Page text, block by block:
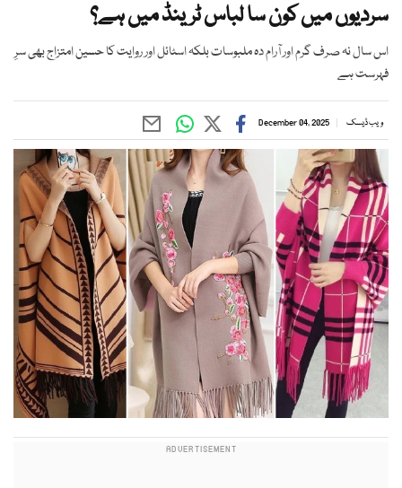
سردیوں میں کون سا لباس ٹرینڈ میں ہے؟
اس سال نہ صرف گرم اور آرام دہ ملبوسات بلکہ اسٹائل اور روایت کا حسین امتزاج بھی سرِ
فہرست ہے
ویب ڈیسک December 04, 2025